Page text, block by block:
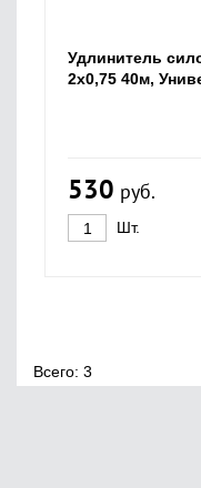
Удлинитель
2х0,75 40м,
530 руб.
Шт.
Всего: 3